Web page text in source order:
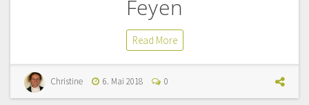
Feyen
Read More
Christine 6. Mai 2018 0